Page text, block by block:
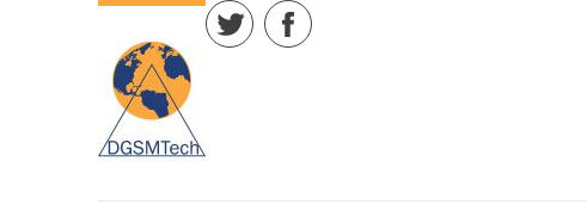
TwitterFacebook